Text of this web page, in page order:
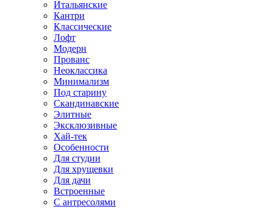
Итальянские
Кантри
Классические
Лофт
Модерн
Прованс
Неоклассика
Минимализм
Под старину
Скандинавские
Элитные
Эксклюзивные
Хай-тек
Особенности
Для студии
Для хрущевки
Для дачи
Встроенные
С антресолями